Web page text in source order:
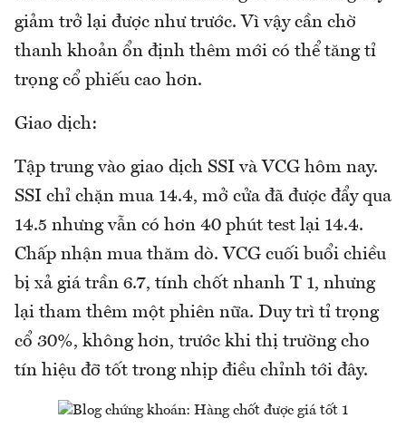
giảm trở lại được như trước. Vì vậy cần chờ
thanh khoản ổn định thêm mới có thể tăng tỉ
trọng cổ phiếu cao hơn.
Giao dịch:
Tập trung vào giao dịch SSI và VCG hôm nay.
SSI chỉ chặn mua 14.4, mở cửa đã được đẩy qua
14.5 nhưng vẫn có hơn 40 phút test lại 14.4.
Chấp nhận mua thăm dò. VCG cuối buổi chiều
bị xả giá trần 6.7, tính chốt nhanh T 1, nhưng
lại tham thêm một phiên nữa. Duy trì tỉ trọng
cổ 30%, không hơn, trước khi thị trường cho
tín hiệu đỡ tốt trong nhịp điều chỉnh tới đây.